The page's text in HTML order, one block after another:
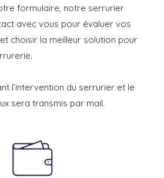
formulaire, notre serrurier
avec vous pour évaluer vos
choisir la meilleur solution pour
l’intervention du serrurier et le
sera transmis par mail.